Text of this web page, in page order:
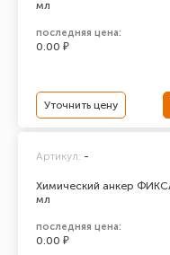
мл
последняя цена:
0.00 ₽
Уточнить цену
Химический анкер
мл
Артикул: -
последняя цена:
0.00 ₽